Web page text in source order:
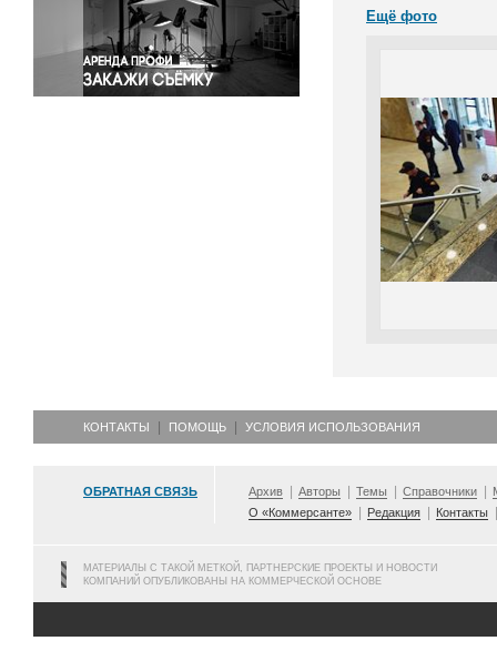
Экология
Экономика и бизнес
Ещё фото
КОНТАКТЫ ПОМОЩЬ УСЛОВИЯ ИСПОЛЬЗОВАНИЯ
ОБРАТНАЯ СВЯЗЬ Архив Авторы Темы Справочники
О «Коммерсанте»
Редакция Контакты
МАТЕРИАЛЫ С ТАКОЙ МЕТКОЙ, ПАРТНЕРСКИЕ ПРОЕКТЫ И НОВОСТИ
КОМПАНИЙ ОПУБЛИКОВАНЫ НА КОММЕРЧЕСКОЙ ОСНОВЕ